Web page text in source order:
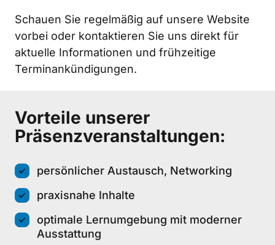
Schauen Sie regelmäßig auf unsere Website
vorbei oder kontaktieren Sie uns direkt für
aktuelle Informationen und frühzeitige
Vorteile unserer
Präsenzveranstaltungen:
persönlicher Austausch, Networking
praxisnahe Inhalte
optimale Lernumgebung mit moderner
Ausstattung